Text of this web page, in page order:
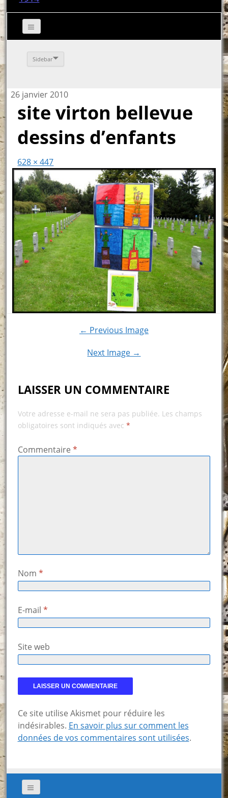
Sidebar
26 janvier 2010
site virton bellevue
dessins d’enfants
628 × 447
← Previous Image
Next Image →
LAISSER UN COMMENTAIRE
Votre adresse e-mail ne sera pas publiée. Les champs
obligatoires sont indiqués avec *
Commentaire *
Nom *
E-mail *
Site web
Ce site utilise Akismet pour réduire les
indésirables. En savoir plus sur comment les
données de vos commentaires sont utilisées.